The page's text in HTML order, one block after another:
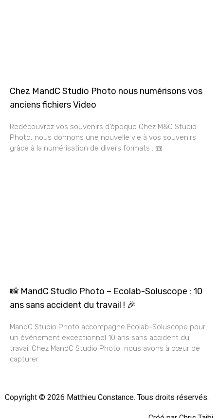
Chez MandC Studio Photo nous numérisons vos
anciens fichiers Video
Redécouvrez vos souvenirs d’époque Chez M&C Studio
Photo, nous donnons une nouvelle vie à vos souvenirs
grâce à la numérisation de divers formats : 📼
📸 MandC Studio Photo – Ecolab-Soluscope : 10
ans sans accident du travail ! 🎉
MandC Studio Photo accompagne Ecolab-Soluscope pour
un événement exceptionnel 10 ans sans accident du
travail Chez MandC Studio Photo, nous avons à cœur de
capturer
Copyright © 2026 Matthieu Constance. Tous droits réservés.